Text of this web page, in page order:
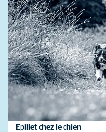
Epillet chez le chien